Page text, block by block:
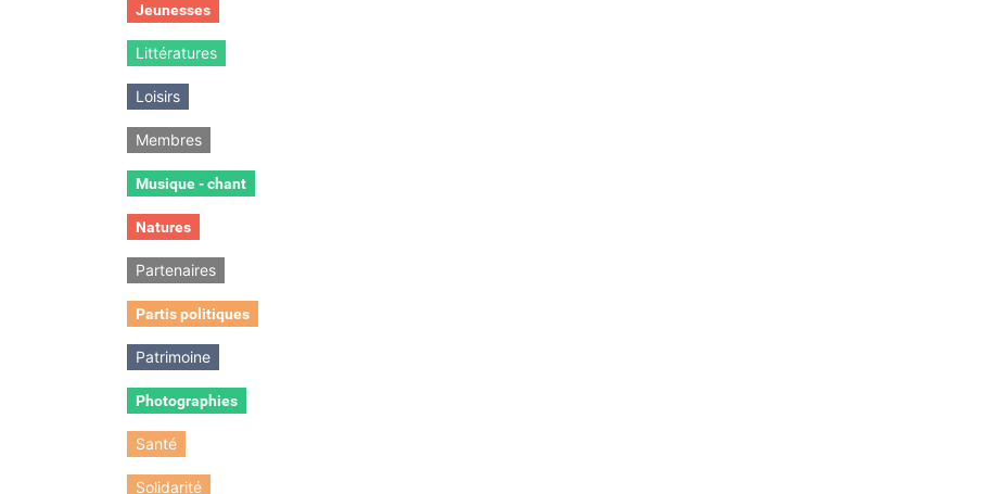
Jeunesses
Littératures
Loisirs
Membres
Musique - chant
Natures
Partenaires
Partis politiques
Patrimoine
Photographies
Santé
Solidarité